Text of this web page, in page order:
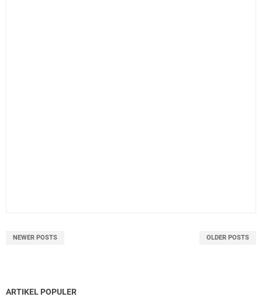
NEWER POSTS OLDER POSTS
ARTIKEL POPULER